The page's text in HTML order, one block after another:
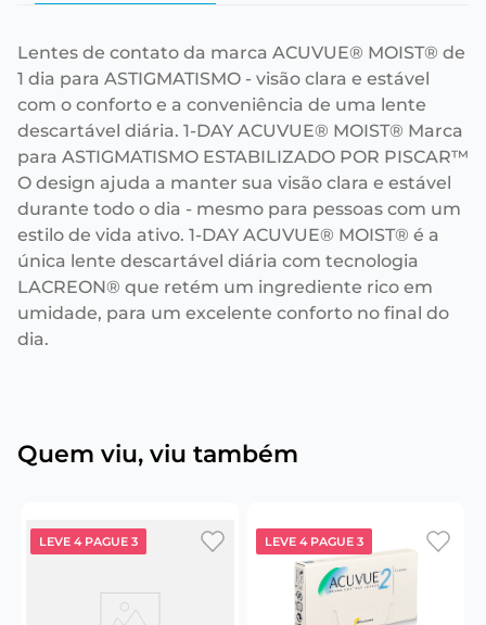
Lentes de contato da marca ACUVUE® MOIST® de
1 dia para ASTIGMATISMO - visão clara e estável
com o conforto e a conveniência de uma lente
descartável diária. 1-DAY ACUVUE® MOIST® Marca
para ASTIGMATISMO ESTABILIZADO POR PISCAR™
O design ajuda a manter sua visão clara e estável
durante todo o dia - mesmo para pessoas com um
estilo de vida ativo. 1-DAY ACUVUE® MOIST® é a
única lente descartável diária com tecnologia
LACREON® que retém um ingrediente rico em
umidade, para um excelente conforto no final do
dia.
Quem viu, viu também
LEVE 4 PAGUE 3 LEVE 4 PAGUE 3